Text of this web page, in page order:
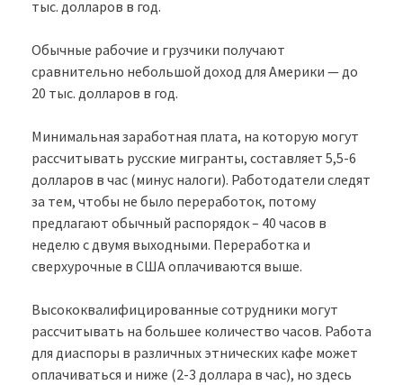
тыс. долларов в год.
Обычные рабочие и грузчики получают
сравнительно небольшой доход для Америки — до
20 тыс. долларов в год.
Минимальная заработная плата, на которую могут
рассчитывать русские мигранты, составляет 5,5-6
долларов в час (минус налоги). Работодатели следят
за тем, чтобы не было переработок, потому
предлагают обычный распорядок – 40 часов в
неделю с двумя выходными. Переработка и
сверхурочные в США оплачиваются выше.
Высококвалифицированные сотрудники могут
рассчитывать на большее количество часов. Работа
для диаспоры в различных этнических кафе может
оплачиваться и ниже (2-3 доллара в час), но здесь